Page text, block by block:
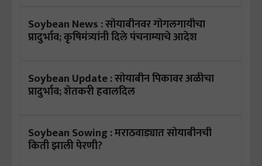
Soybean News : सोयाबीनवर गोगलगायीचा
प्रादुर्भाव; कृषिमंत्र्यांनी दिले पंचनाम्याचे आदेश
Soybean Update : सोयाबीन पिकावर अळीचा
प्रादुर्भाव; शेतकरी हवालदिल
Soybean Sowing : मराठवाड्यात सोयाबीनची
किती झाली पेरणी?